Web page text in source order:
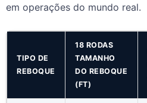
em operações do mundo real.
TIPO DE
REBOQUE
18 RODAS
TAMANHO
DO REBOQUE
(FT)